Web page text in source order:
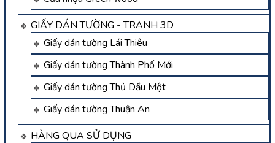
GIẤY DÁN TƯỜNG - TRANH 3D
Giấy dán tường Lái Thiêu
Giấy dán tường Thành Phố Mới
Giấy dán tường Thủ Dầu Một
Giấy dán tường Thuận An
HÀNG QUA SỬ DỤNG